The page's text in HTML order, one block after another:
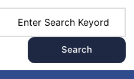
Search